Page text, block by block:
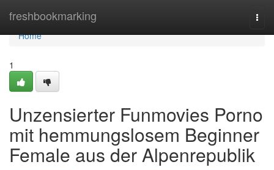
freshbookmarking
Home
Home
1
Unzensierter Funmovies Porno
mit hemmungslosem Beginner
Female aus der Alpenrepublik